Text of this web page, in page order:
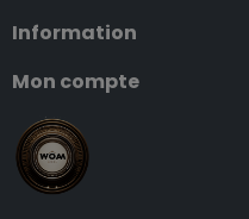
Information
Mon compte